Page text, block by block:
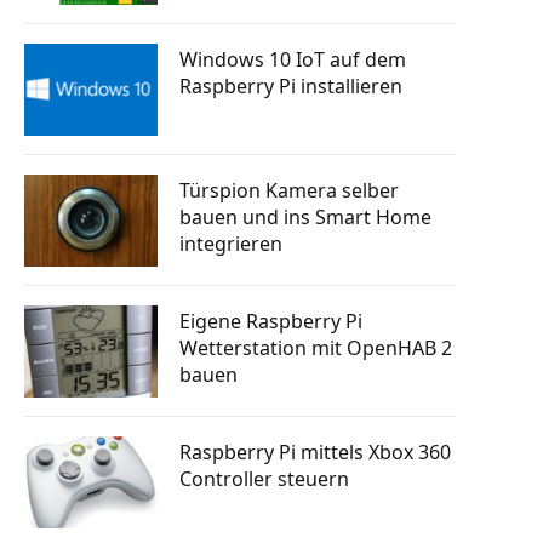
Skill
senden
posten
Raspberry Pi GSM Modul – Mobiles
Internet (LTE, 3G, UMTS)
erlernen
steuern
mit
Windows 10 IoT auf dem
Raspberry Pi installieren
Türspion Kamera selber
bauen und ins Smart Home
integrieren
Eigene Raspberry Pi
Wetterstation mit OpenHAB 2
bauen
Raspberry Pi mittels Xbox 360
Controller steuern